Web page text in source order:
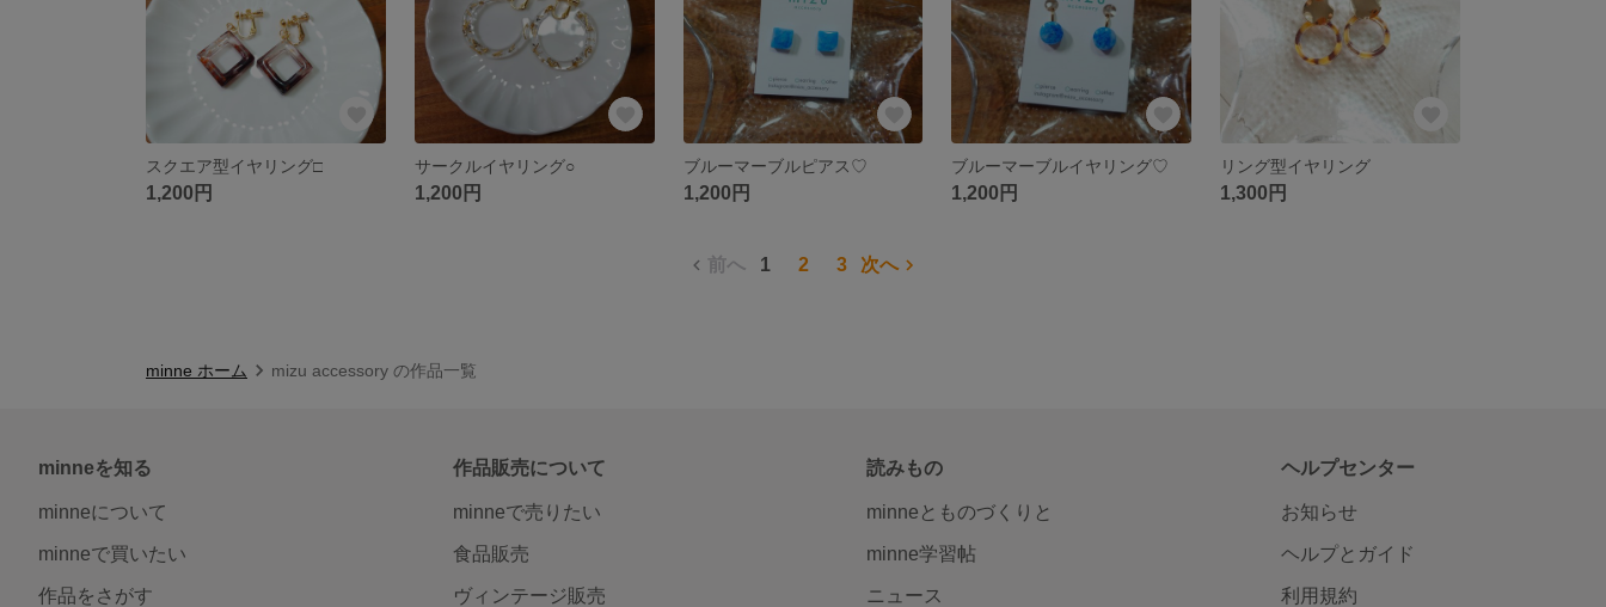
スクエア型イヤリング□
1,200円
サークルイヤリング○
1,200円
ブルーマーブルピアス♡
1,200円
ブルーマーブルイヤリング♡
1,200円
リング型イヤリング
1,300円
前へ 1 2 3 次へ
minne ホーム mizu accessory の作品一覧
minneを知る
minneについて
minneで買いたい
作品をさがす
作品販売について
minneで売りたい
食品販売
ヴィンテージ販売
読みもの
minneとものづくりと
minne学習帖
ニュース
ヘルプセンター
お知らせ
ヘルプとガイド
利用規約